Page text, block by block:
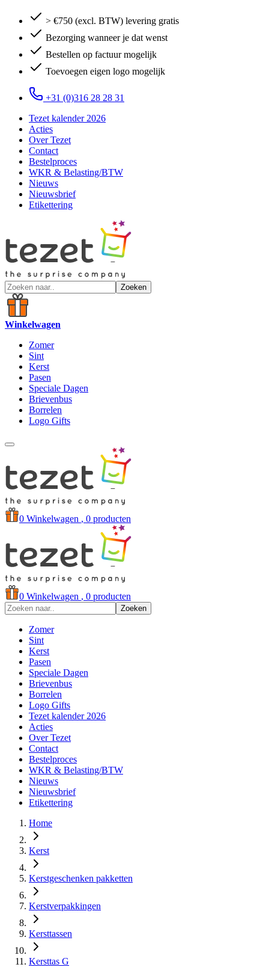
> €750 (excl. BTW) levering gratis
Bezorging wanneer je dat wenst
Bestellen op factuur mogelijk
Toevoegen eigen logo mogelijk
+31 (0)316 28 28 31
Tezet kalender 2026
Acties
Over Tezet
Contact
Bestelproces
WKR & Belasting/BTW
Nieuws
Nieuwsbrief
Etikettering
Zoeken
Winkelwagen
Zomer
Sint
Kerst
Pasen
Speciale Dagen
Brievenbus
Borrelen
Logo Gifts
0 Winkelwagen , 0 producten
0 Winkelwagen , 0 producten
Zoeken
Zomer
Sint
Kerst
Pasen
Speciale Dagen
Brievenbus
Borrelen
Logo Gifts
Tezet kalender 2026
Acties
Over Tezet
Contact
Bestelproces
WKR & Belasting/BTW
Nieuws
Nieuwsbrief
Etikettering
Home
Kerst
Kerstgeschenken pakketten
Kerstverpakkingen
Kersttassen
Kersttas G